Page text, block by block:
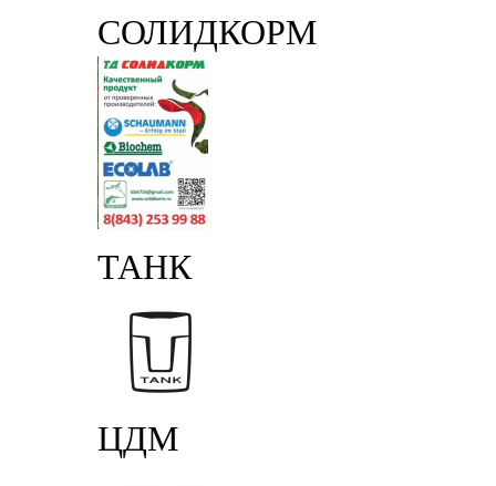
СОЛИДКОРМ
ТАНК
ЦДМ